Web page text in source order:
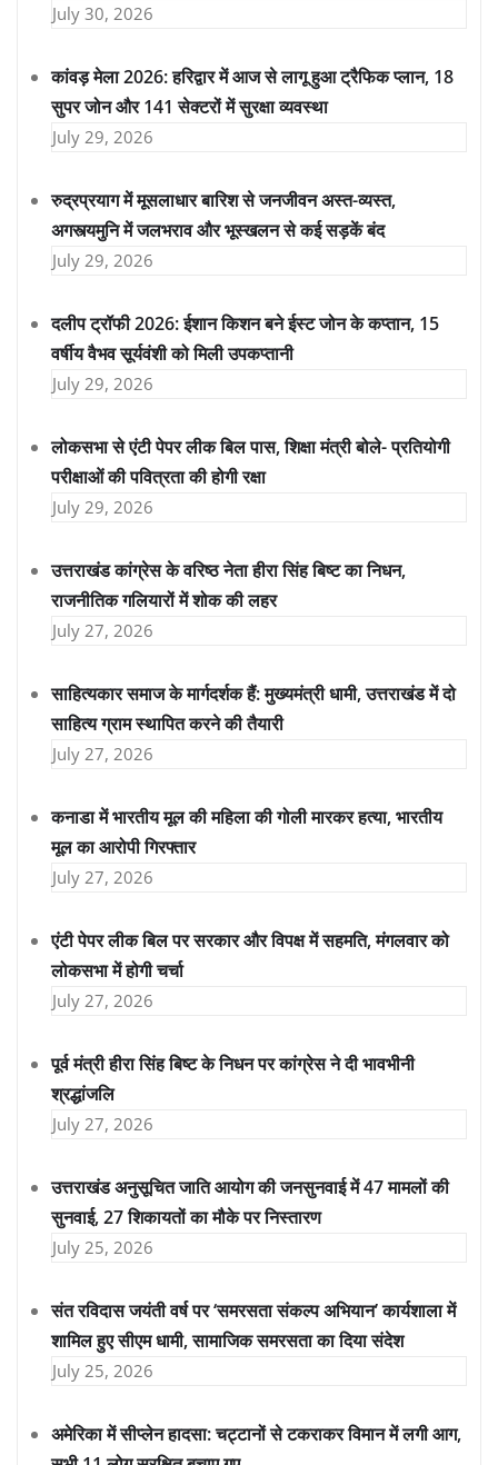
July 30, 2026
कांवड़ मेला 2026: हरिद्वार में आज से लागू हुआ ट्रैफिक प्लान, 18
सुपर जोन और 141 सेक्टरों में सुरक्षा व्यवस्था
July 29, 2026
रुद्रप्रयाग में मूसलाधार बारिश से जनजीवन अस्त-व्यस्त,
अगस्त्यमुनि में जलभराव और भूस्खलन से कई सड़कें बंद
July 29, 2026
दलीप ट्रॉफी 2026: ईशान किशन बने ईस्ट जोन के कप्तान, 15
वर्षीय वैभव सूर्यवंशी को मिली उपकप्तानी
July 29, 2026
लोकसभा से एंटी पेपर लीक बिल पास, शिक्षा मंत्री बोले- प्रतियोगी
परीक्षाओं की पवित्रता की होगी रक्षा
July 29, 2026
उत्तराखंड कांग्रेस के वरिष्ठ नेता हीरा सिंह बिष्ट का निधन,
राजनीतिक गलियारों में शोक की लहर
July 27, 2026
साहित्यकार समाज के मार्गदर्शक हैं: मुख्यमंत्री धामी, उत्तराखंड में दो
साहित्य ग्राम स्थापित करने की तैयारी
July 27, 2026
कनाडा में भारतीय मूल की महिला की गोली मारकर हत्या, भारतीय
मूल का आरोपी गिरफ्तार
July 27, 2026
एंटी पेपर लीक बिल पर सरकार और विपक्ष में सहमति, मंगलवार को
लोकसभा में होगी चर्चा
July 27, 2026
पूर्व मंत्री हीरा सिंह बिष्ट के निधन पर कांग्रेस ने दी भावभीनी
श्रद्धांजलि
July 27, 2026
उत्तराखंड अनुसूचित जाति आयोग की जनसुनवाई में 47 मामलों की
सुनवाई, 27 शिकायतों का मौके पर निस्तारण
July 25, 2026
संत रविदास जयंती वर्ष पर ‘समरसता संकल्प अभियान’ कार्यशाला में
शामिल हुए सीएम धामी, सामाजिक समरसता का दिया संदेश
July 25, 2026
अमेरिका में सीप्लेन हादसा: चट्टानों से टकराकर विमान में लगी आग,